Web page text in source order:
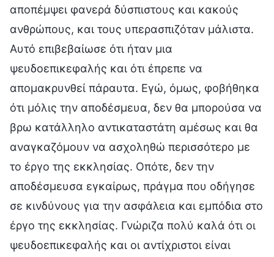
αποπέμψει φανερά δύσπιστους και κακούς
ανθρώπους, και τους υπερασπιζόταν μάλιστα.
Αυτό επιβεβαίωσε ότι ήταν μια
ψευδοεπικεφαλής και ότι έπρεπε να
απομακρυνθεί πάραυτα. Εγώ, όμως, φοβήθηκα
ότι μόλις την αποδέσμευα, δεν θα μπορούσα να
βρω κατάλληλο αντικαταστάτη αμέσως και θα
αναγκαζόμουν να ασχοληθώ περισσότερο με
το έργο της εκκλησίας. Οπότε, δεν την
αποδέσμευσα εγκαίρως, πράγμα που οδήγησε
σε κινδύνους για την ασφάλεια και εμπόδια στο
έργο της εκκλησίας. Γνώριζα πολύ καλά ότι οι
ψευδοεπικεφαλής και οι αντίχριστοι είναι